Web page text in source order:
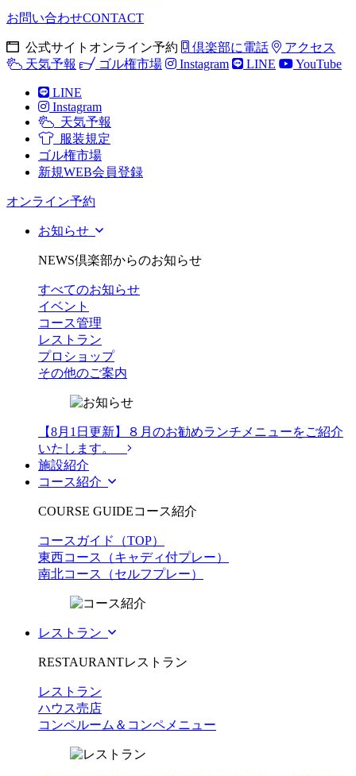
お問い合わせCONTACT
公式サイトオンライン予約 倶楽部に電話
アクセス
天気予報
ゴル権市場 Instagram LINE YouTube
LINE
Instagram
天気予報
服装規定
ゴル権市場
新規WEB会員登録
オンライン予約
お知らせ
NEWS倶楽部からのお知らせ
すべてのお知らせ
イベント
コース管理
レストラン
プロショップ
その他のご案内
【8月1日更新】８月のお勧めランチメニューをご紹介
いたします。
施設紹介
コース紹介
COURSE GUIDEコース紹介
コースガイド（TOP）
東西コース（キャディ付プレー）
南北コース（セルフプレー）
レストラン
RESTAURANTレストラン
レストラン
ハウス売店
コンペルーム＆コンペメニュー